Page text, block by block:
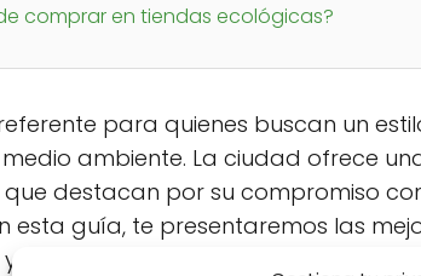
comprar en tiendas ecológicas?
para quienes buscan un
ambiente. La ciudad ofrece
que destacan por su compromiso
esta guía, te presentaremos las
en la ciudad.